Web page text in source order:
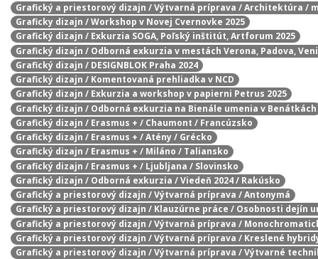
Grafický a priestorový dizajn / Výtvarná príprava / Architektúra /
Graficky dizajn / Workshop v Novej Cvernovke 2025
Grafický dizajn / Exkurzia SOGA, Poľský inštitút, Artforum 2025
Grafický dizajn / Odborná exkurzia v mestách Verona, Padova,
Grafický dizajn / DESIGNBLOK Praha 2024
Grafický dizajn / Komentovaná prehliadka v NCD
Grafický dizajn / Exkurzia a workshop v papierni Petrus 2025
Grafický dizajn / Odborná exkurzia na Bienále umenia v Benátkách
Grafický dizajn / Erasmus + / Chaumont / Francúzsko
Grafický dizajn / Erasmus + / Atény / Grécko
Grafický dizajn / Erasmus + / Miláno / Taliansko
Grafický dizajn / Erasmus + / Ljubljana / Slovinsko
Grafický dizajn / Odborná exkurzia / Viedeň 2024 / Rakúsko
Grafický a priestorový dizajn / Výtvarná príprava / Antonymá
Grafický a priestorový dizajn / Klauzúrne práce / Osobnosti dejín
Grafický a priestorový dizajn / Výtvarná príprava /
Grafický a priestorový dizajn / Výtvarná príprava / Kreslené
Grafický a priestorový dizajn / Výtvarná príprava / Výtvarné